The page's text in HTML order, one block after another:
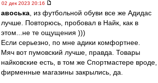
02 дек 2023 20:16
авоська , из футбольной обуви все же Адидас
лучше. Повторюсь, пробовал в Найк, как в
этом...не те ощущения )))
Если серьезно, по мне адики комфортнее.
Мяч вот пумовский лучше, правда. Товары
найковские есть, в том же Спортмастере вроде,
фирменные магазины закрылись, да.